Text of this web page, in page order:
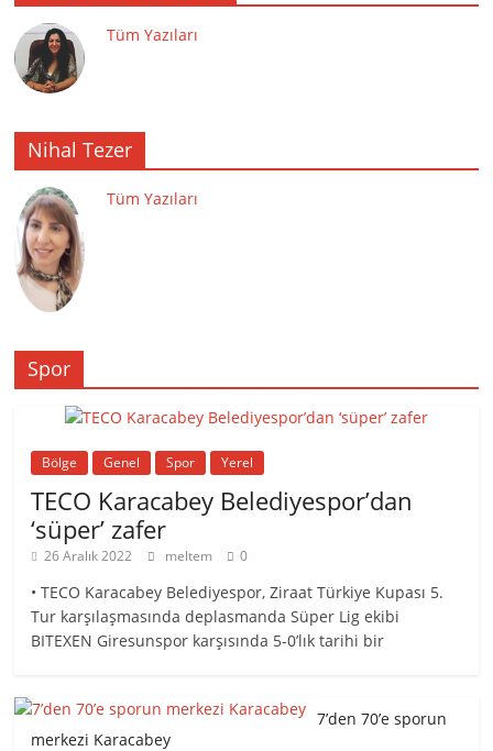
Tüm Yazıları
Nihal Tezer
Tüm Yazıları
Spor
Bölge Genel Spor Yerel
TECO Karacabey Belediyespor’dan
‘süper’ zafer
26 Aralık 2022 meltem 0
• TECO Karacabey Belediyespor, Ziraat Türkiye Kupası 5.
Tur karşılaşmasında deplasmanda Süper Lig ekibi
BITEXEN Giresunspor karşısında 5-0’lık tarihi bir
7’den 70’e sporun
merkezi Karacabey